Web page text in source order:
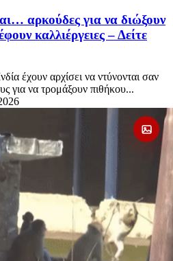
αρκούδες για να διώξουν
καλλιέργειες – Δείτε
έχουν αρχίσει να ντύνονται σαν
για να τρομάξουν πιθήκου...